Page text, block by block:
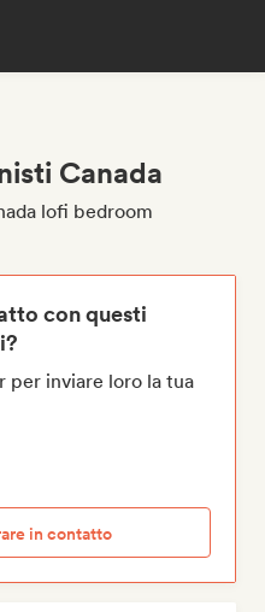
Canada
lofi bedroom
con questi
per inviare loro la tua
in contatto